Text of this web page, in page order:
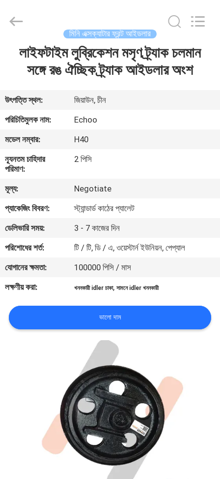
আমাদের
সম্পর্কে
কারখানা
ভ্রমণ
মান
নিয়ন্ত্রণ
খবর
উদ্ধৃতির
জন্য
আবেদন
PRIVACY
POLICY
Corporation.
মিনি এক্সক্যাটার ফ্রন্ট আইডলার
লাইফটাইম লুব্রিকেশন মসৃণ ট্র্যাক চলমান
সঙ্গে রঙ ঐচ্ছিক ট্র্যাক আইডলার অংশ
উৎপত্তি স্থল:
জিয়াউন, চীন
পরিচিতিমুলক নাম:
Echoo
মডেল নম্বার:
H40
ন্যূনতম চাহিদার
পরিমাণ:
2 পিসি
মূল্য:
Negotiate
প্যাকেজিং বিবরণ:
স্ট্যান্ডার্ড কাঠের প্যালেট
ডেলিভারি সময়:
3 - 7 কাজের দিন
পরিশোধের শর্ত:
টি / টি, ডি / এ, ওয়েস্টার্ন ইউনিয়ন, পেপ্যাল
যোগানের ক্ষমতা:
100000 পিসি / মাস
লক্ষণীয় করা:
খননকারী idler চাকা,সামনে idler খননকারী
ভালো দাম